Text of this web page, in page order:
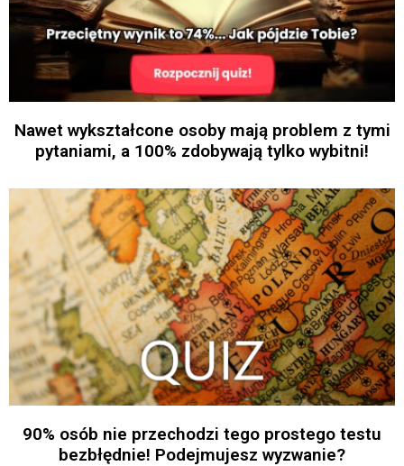
Nawet wykształcone osoby mają problem z tymi
pytaniami, a 100% zdobywają tylko wybitni!
90% osób nie przechodzi tego prostego testu
bezbłędnie! Podejmujesz wyzwanie?